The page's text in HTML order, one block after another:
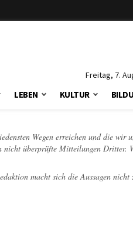
Freitag, 7.
LEBEN KULTUR
Wegen erreichen und die wir
überprüfte Mitteilungen Dritter.
macht sich die Aussagen nicht